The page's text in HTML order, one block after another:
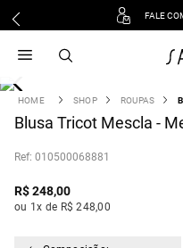
FALE
SHOP ROUPAS
Blusa Tricot Mescla -
: 010500068881
R$248,00
ou 1x de R$ 248,00
vestido
3 º blusa
º tricot
º macacão